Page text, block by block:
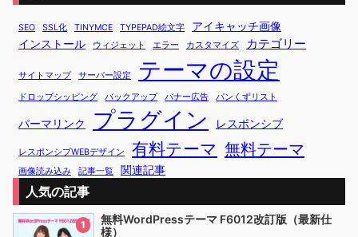
SEO SSL化 TINYMCE TYPEPAD絵文字
アイキャッチ画像
インストール
ウィジェット エラー カスタマイズ カテゴリー
サイトマップ サーバー設定 テーマの設定
ドロップシッピング バックアップ バナー広告 パンくずリスト
パーマリンク プラグイン レスポンシブ
レスポンシブWEBデザイン 有料テーマ 無料テーマ
画像読み込み 記事一覧 関連記事
人気の記事
1
無料WordPressテーマ F6012改訂版（最新仕
様）